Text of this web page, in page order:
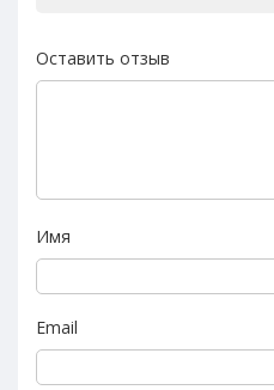
Оставить отзыв
Имя
Email